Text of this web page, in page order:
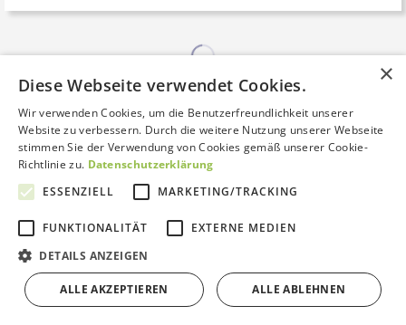
sehr gut
Um die Bewertungen anderer Kunden einsehen zu können
benötigen wir Ihre Zustimmung zu Cookies der Kategorie
externe Medien
Bewertungen von Trustami anzeigen
×
Diese Webseite verwendet Cookies.
Wir verwenden Cookies, um die Benutzerfreundlichkeit unserer
Website zu verbessern. Durch die weitere Nutzung unserer Webseite
stimmen Sie der Verwendung von Cookies gemäß unserer Cookie-
Richtlinie zu. Datenschutzerklärung
ESSENZIELL
MARKETING/TRACKING
FUNKTIONALITÄT
EXTERNE MEDIEN
DETAILS ANZEIGEN
ALLE AKZEPTIEREN ALLE ABLEHNEN